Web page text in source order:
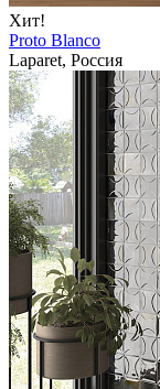
Хит!
Proto Blanco
Laparet, Россия